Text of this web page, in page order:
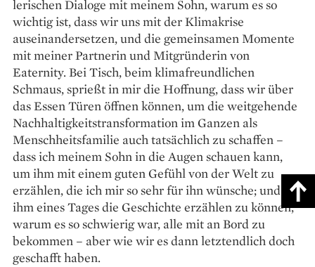
lerischen Dialoge mit meinem Sohn, warum es so
wichtig ist, dass wir uns mit der Klimakrise
auseinander­setzen, und die gemeinsamen Mo­mente
mit meiner Partnerin und Mitgründerin von
Eaternity. Bei Tisch, beim klimafreundlichen
Schmaus, sprießt in mir die Hoffnung, dass wir über
das Essen Türen öffnen können, um die weitgehende
Nachhaltig­keits­transformation im Ganzen als
Menschheits­familie auch tatsächlich zu schaffen –
dass ich meinem Sohn in die Augen schauen kann,
um ihm mit einem guten Gefühl von der Welt zu
erzählen, die ich mir so sehr für ihn wünsche; und
ihm eines Tages die Geschichte erzählen zu können,
warum es so schwierig war, alle mit an Bord zu
bekommen – aber wie wir es dann letztendlich doch
geschafft haben.